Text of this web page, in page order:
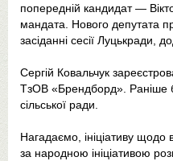
попередній кандидат —
мандата. Нового депутата
засіданні сесії Луцькради,
Сергій Ковальчук
ТзОВ «Брендборд». Раніше
сільської ради.
Нагадаємо, ініціативу
за народною ініціативою